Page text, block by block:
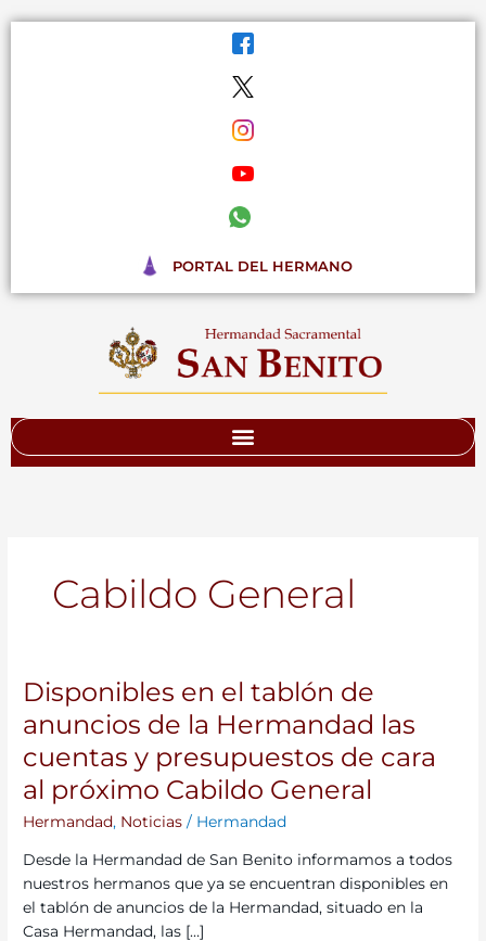
PORTAL DEL HERMANO
Cabildo General
Disponibles en el tablón de
anuncios de la Hermandad las
cuentas y presupuestos de cara
al próximo Cabildo General
Hermandad, Noticias / Hermandad
Desde la Hermandad de San Benito informamos a todos
nuestros hermanos que ya se encuentran disponibles en
el tablón de anuncios de la Hermandad, situado en la
Casa Hermandad, las […]
Disponibles
el
tablón
de
anuncios
de
la
Hermandad
las
cuentas